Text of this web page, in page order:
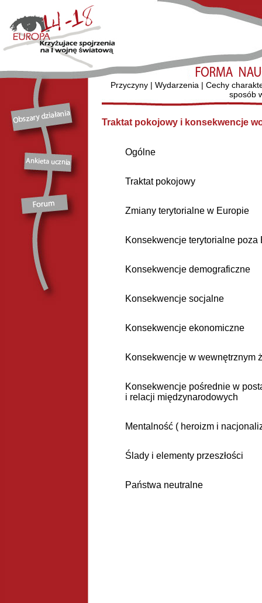
Przyczyny| Wydarzenia | Cechy
sposób
Traktat pokojowy i konsekwencje
Ogólne
Traktat pokojowy
Zmiany terytorialne w Europie
Konsekwencje terytorialne
Konsekwencje demograficzne
Konsekwencje socjalne
Konsekwencje ekonomiczne
Konsekwencje w wewnętrznym
Konsekwencje pośrednie w
i relacji międzynarodowych
Mentalność ( heroizm i
Ślady i elementy przeszłości
Państwa neutralne